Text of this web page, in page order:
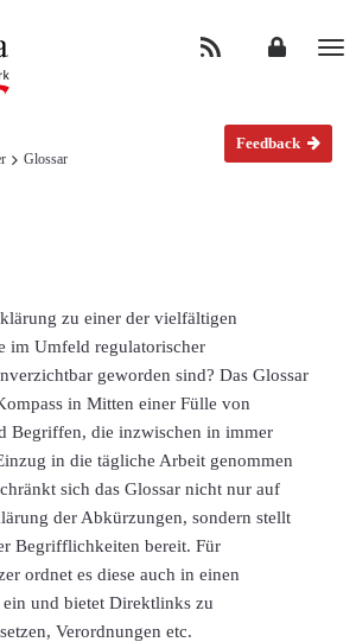
Glossar
Feedback
zu einer der vielfältigen
im Umfeld regulatorischer
geworden sind? Das Glossar
in Mitten einer Fülle von
Begriffen, die inzwischen in immer
in die tägliche Arbeit genommen
sich das Glossar nicht nur auf
der Abkürzungen, sondern stellt
Begrifflichkeiten bereit. Für
ordnet es diese auch in einen
und bietet Direktlinks zu
Verordnungen etc.